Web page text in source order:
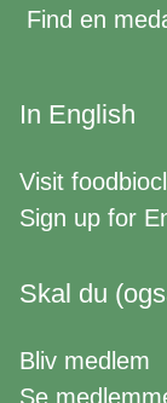
Find en
In English
Visit
Sign up for
Skal du
Bliv medlem
Se